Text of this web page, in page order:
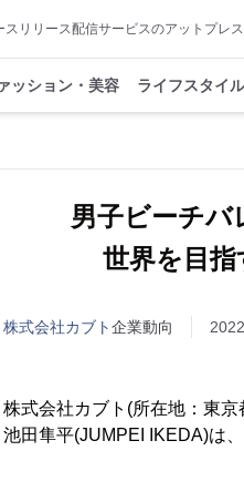
スリリース配信サービスのアットプレス
ッション・美容 ライフスタイル
男子ビーチ
世界を目
株式会社カブト企業動向
株式会社カブト(所在地：東
池田隼平(JUMPEI IKEDA)は